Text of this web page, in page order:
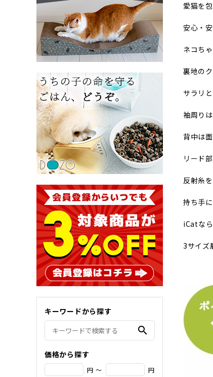
愛猫を
安心・
ネコち
裏地の
サラリ
袖周り
背中は
リード
反射糸
持ち手
iCatな
3サイズ
キーワードから探す
search
価格から探す
円 ～ 円